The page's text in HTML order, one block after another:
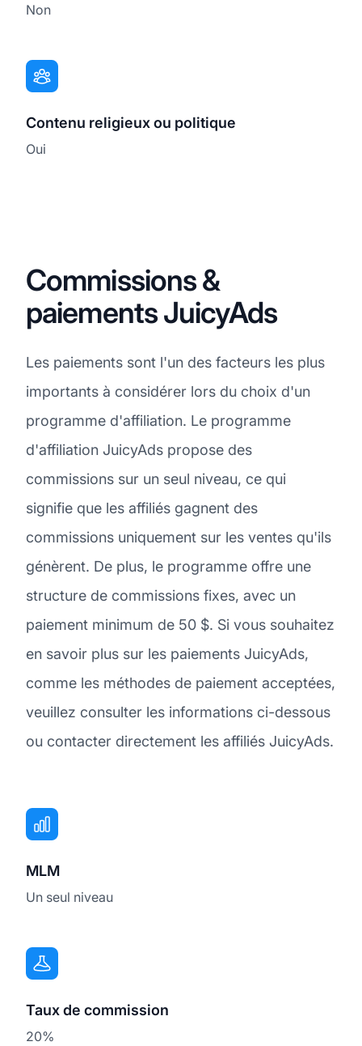
Non
Contenu religieux ou politique
Oui
Commissions &
paiements JuicyAds
Les paiements sont l'un des facteurs les plus
importants à considérer lors du choix d'un
programme d'affiliation. Le programme
d'affiliation JuicyAds propose des
commissions sur un seul niveau, ce qui
signifie que les affiliés gagnent des
commissions uniquement sur les ventes qu'ils
génèrent. De plus, le programme offre une
structure de commissions fixes, avec un
paiement minimum de 50 $. Si vous souhaitez
en savoir plus sur les paiements JuicyAds,
comme les méthodes de paiement acceptées,
veuillez consulter les informations ci-dessous
ou contacter directement les affiliés JuicyAds.
MLM
Un seul niveau
Taux de commission
20%